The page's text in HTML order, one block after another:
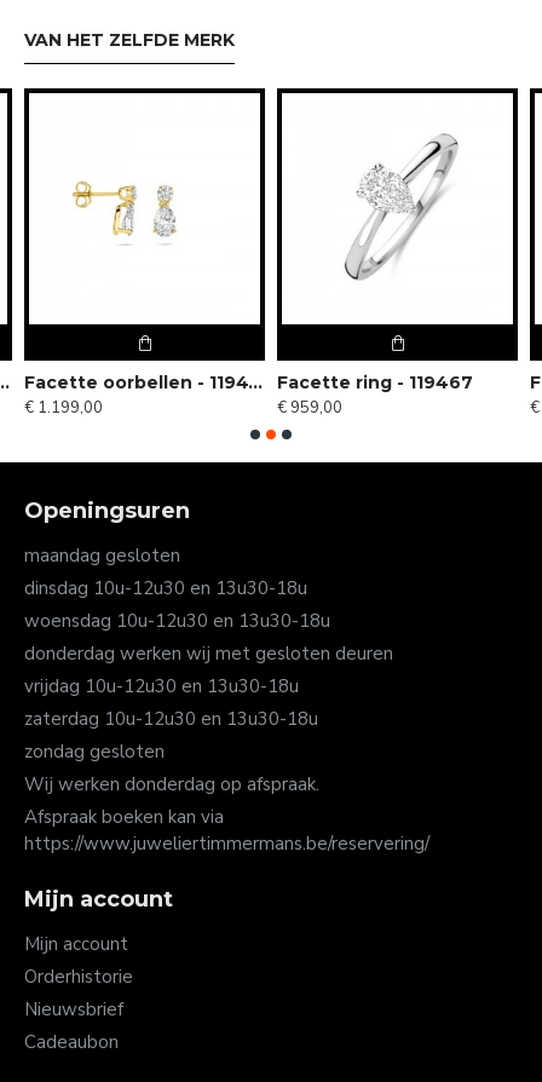
VAN HET ZELFDE MERK
- 119472
Facette oorbellen - 119473
€ 1.199,00
Facette ring - 119467
€ 959,00
Openingsuren
maandag gesloten
dinsdag 10u-12u30 en 13u30-18u
woensdag 10u-12u30 en 13u30-18u
donderdag werken wij met gesloten deuren
vrijdag 10u-12u30 en 13u30-18u
zaterdag 10u-12u30 en 13u30-18u
zondag gesloten
Wij werken donderdag op afspraak.
Afspraak boeken kan via
https://www.juweliertimmermans.be/reservering/
Mijn account
Mijn account
Orderhistorie
Nieuwsbrief
Cadeaubon